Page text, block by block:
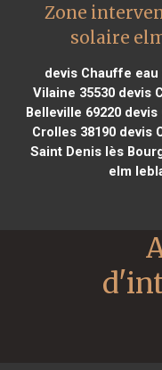
Zone
solaire
devis Chauffe
Vilaine 35530devis
Belleville 69220 devis
Crolles 38190devis
Saint Denis lès
elm